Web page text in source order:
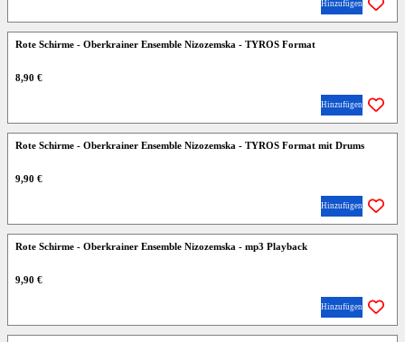
Hinzufügen
Rote Schirme - Oberkrainer Ensemble Nizozemska - TYROS Format
8,90 €
Hinzufügen
Rote Schirme - Oberkrainer Ensemble Nizozemska - TYROS Format mit Drums
9,90 €
Hinzufügen
Rote Schirme - Oberkrainer Ensemble Nizozemska - mp3 Playback
9,90 €
Hinzufügen